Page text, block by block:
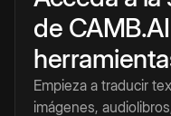
de CAMB.AI
Empieza a traducir
imágenes,